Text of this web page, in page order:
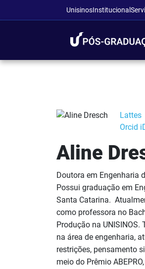
UnisinosInstitucional
Lattes
Orcid
Aline
Doutora em Engenharia
Possui graduação em
Santa Catarina.
como professora no
Produção na
na área de engenharia,
restrições, pensamento
meio do Prêmio